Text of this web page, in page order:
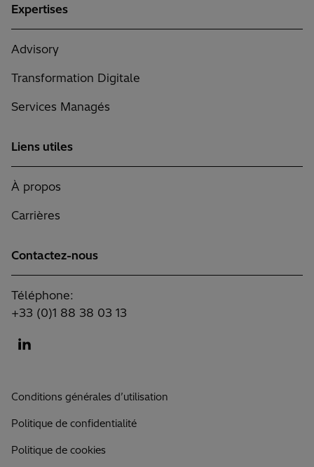
Expertises
Advisory
Transformation Digitale
Services Managés
Liens utiles
À propos
Carrières
Contactez-nous
Téléphone:
+33 (0)1 88 38 03 13
Conditions générales d’utilisation
Politique de confidentialité
Politique de cookies